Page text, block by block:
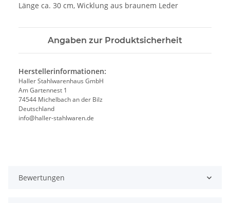
Länge ca. 30 cm, Wicklung aus braunem Leder
Angaben zur Produktsicherheit
Herstellerinformationen:
Haller Stahlwarenhaus GmbH
Am Gartennest 1
74544 Michelbach an der Bilz
Deutschland
info@haller-stahlwaren.de
Bewertungen